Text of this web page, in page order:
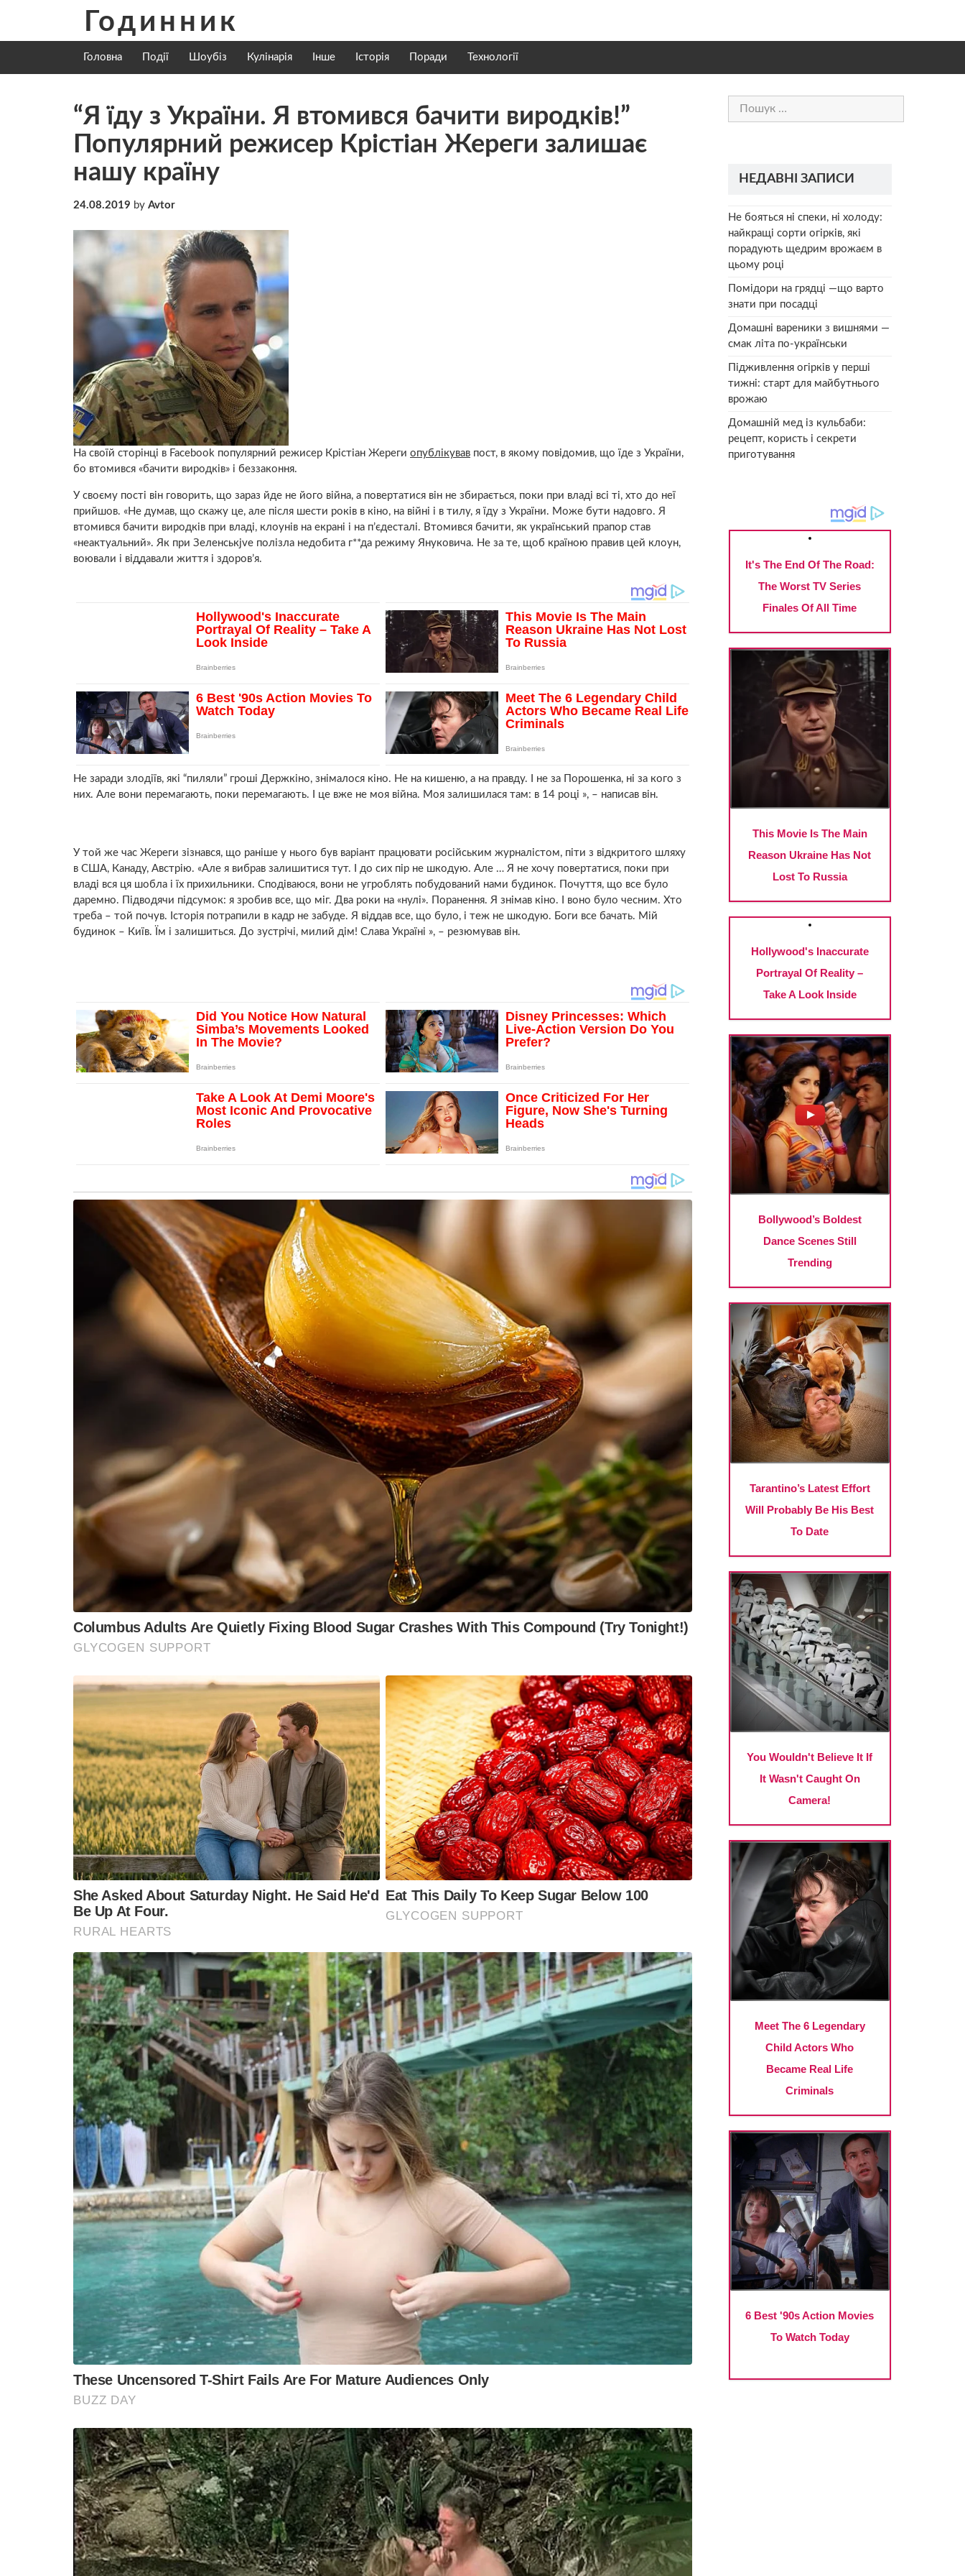
content
Годинник
Головна Події Шоубіз Кулінарія Інше Історія Поради Технології
“Я їду з України. Я втомився бачити виродків!”
Популярний режисер Крістіан Жереги залишає
нашу країну
24.08.2019 by Avtor
На своїй сторінці в Facebook популярний режисер Крістіан Жереги опублікував пост, в якому повідомив, що їде з України,
бо втомився «бачити виродків» і беззаконня.
У своєму пості він говорить, що зараз йде не його війна, а повертатися він не збирається, поки при владі всі ті, хто до неї
прийшов. «Не думав, що скажу це, але після шести років в кіно, на війні і в тилу, я їду з України. Може бути надовго. Я
втомився бачити виродків при владі, клоунів на екрані і на п’єдесталі. Втомився бачити, як український прапор став
«неактуальний». Як при Зеленськjve полізла недобита г**да режиму Януковича. Не за те, щоб країною правив цей клоун,
воювали і віддавали життя і здоров’я.
Не заради злодіїв, які “пиляли” гроші Держкіно, знімалося кіно. Не на кишеню, а на правду. І не за Порошенка, ні за кого з
них. Але вони перемагають, поки перемагають. І це вже не моя війна. Моя залишилася там: в 14 році », – написав він.
У той же час Жереги зізнався, що раніше у нього був варіант працювати російським журналістом, піти з відкритого шляху
в США, Канаду, Австрію. «Але я вибрав залишитися тут. І до сих пір не шкодую. Але … Я не хочу повертатися, поки при
владі вся ця шобла і їх прихильники. Сподіваюся, вони не угроблять побудований нами будинок. Почуття, що все було
даремно. Підводячи підсумок: я зробив все, що міг. Два роки на «нулі». Поранення. Я знімав кіно. І воно було чесним. Хто
треба – той почув. Історія потрапили в кадр не забуде. Я віддав все, що було, і теж не шкодую. Боги все бачать. Мій
будинок – Київ. Їм і залишиться. До зустрічі, милий дім! Слава Україні », – резюмував він.
Пошук:
НЕДАВНІ ЗАПИСИ
Не бояться ні спеки, ні холоду:
найкращі сорти огірків, які
порадують щедрим врожаєм в
цьому році
Помідори на грядці —що варто
знати при посадці
Домашні вареники з вишнями —
смак літа по-українськи
Підживлення огірків у перші
тижні: старт для майбутнього
врожаю
Домашній мед із кульбаби:
рецепт, користь і секрети
приготування